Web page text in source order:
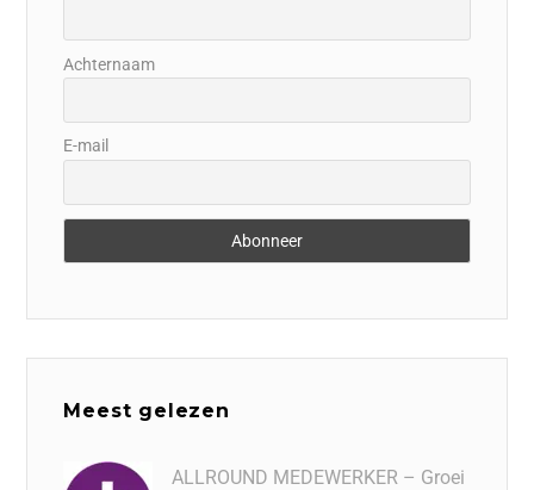
Achternaam
E-mail
Meest gelezen
ALLROUND MEDEWERKER – Groei